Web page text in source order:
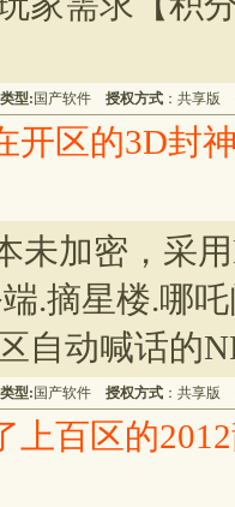
型: 国产软件 授权方式：共享版
开区的3D封
未加密，采
.摘星楼.哪
自动喊话的
型: 国产软件 授权方式：共享版
上百区的